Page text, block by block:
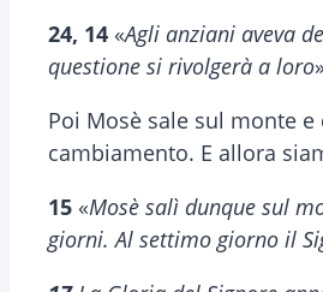
24, 14 «Agli anziani aveva
questione si rivolgerà a loro
Poi Mosè sale sul monte
cambiamento. E allora
15 «Mosè salì dunque sul
giorni. Al settimo giorno il